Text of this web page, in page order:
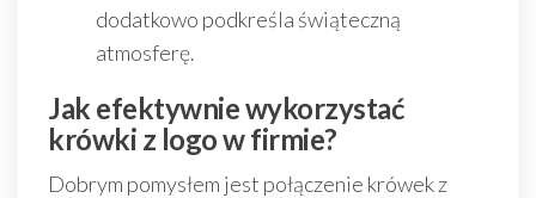
dodatkowo podkreśla świąteczną
atmosferę.
Jak efektywnie wykorzystać
krówki z logo w firmie?
Dobrym pomysłem jest połączenie krówek z